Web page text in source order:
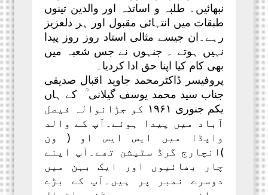
نبھائیں۔ طلبہ و اساتذہ اور والدین تینوں
طبقات میں انتہائی مقبول اور ہر دلعزیز
رہے۔ان جیسے مثالی استاد روز روز پیدا
نہیں ہوتے ۔ جنہوں نے جس شعبہ میں
بھی کام کیا اپنا حق ادا کردیا۔
پروفیسر ڈاکٹرمحمد جاوید اقبال صدیقی
جناب سید محمد یوسف گیلانی ؒ کے ہاں
یکم جنوری ۱۹۶۱ کو جڑانوالہ فیصل
آباد میں پیدا ہوئے۔آپ کے والد
واپڈا میں ایس ایس او ( ون
)انچارج گرڈ سٹیشن تھے۔آپ اپنے
چار بھائیوں اور ایک بہن میں
دوسرے نمبر پر ہیں۔آپ کے بڑے